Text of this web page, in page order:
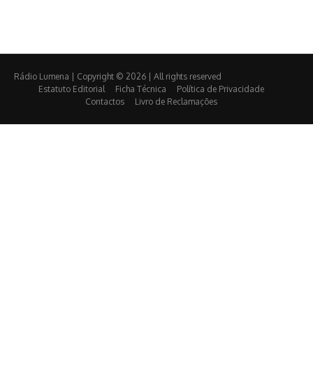
Rádio Lumena | Copyright © 2026 | All rights reserved
Estatuto Editorial
Ficha Técnica
Política de Privacidade
Contactos
Livro de Reclamações